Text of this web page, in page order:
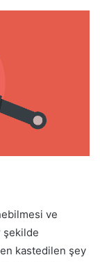
ve
şekilde
kastedilen şey